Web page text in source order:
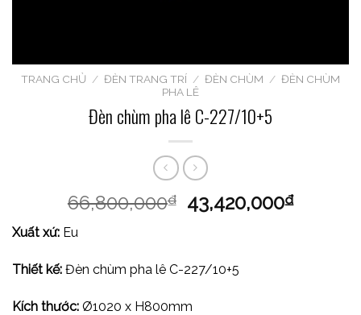
TRANG CHỦ / ĐÈN TRANG TRÍ / ĐÈN CHÙM / ĐÈN CHÙM
PHA LÊ
Đèn chùm pha lê C-227/10+5
66,800,000₫ 43,420,000₫
Xuất xứ: Eu
Thiết kế: Đèn chùm pha lê C-227/10+5
Kích thước: Ø1020 x H800mm